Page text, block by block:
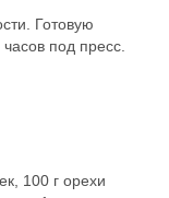
Готовую
под пресс.
100 г орехи